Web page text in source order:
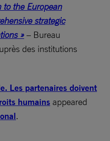
to the European
strategic
» – Bureau
des institutions
Les partenaires doivent
humains appeared
.